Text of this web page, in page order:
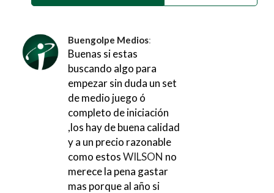
Buengolpe Medios:
Buenas si estas
buscando algo para
empezar sin duda un set
de medio juego ó
completo de iniciación
,los hay de buena calidad
y a un precio razonable
como estosWILSON no
merece la pena gastar
mas porque al año si